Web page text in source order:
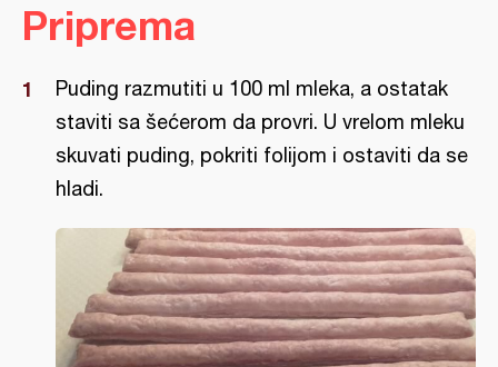
Priprema
Puding razmutiti u 100 ml mleka, a ostatak
staviti sa šećerom da provri. U vrelom mleku
skuvati puding, pokriti folijom i ostaviti da se
hladi.